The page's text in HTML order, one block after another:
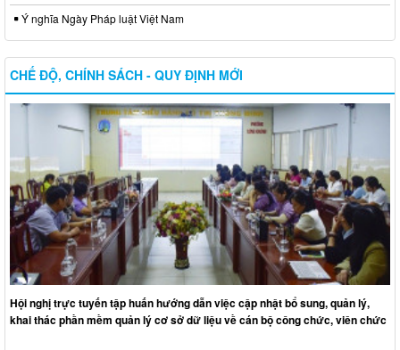
Ý nghĩa Ngày Pháp luật Việt Nam
CHẾ ĐỘ, CHÍNH SÁCH - QUY ĐỊNH MỚI
Hội nghị trực tuyến tập huấn hướng dẫn việc cập nhật bổ sung, quản lý,
khai thác phần mềm quản lý cơ sở dữ liệu về cán bộ công chức, viên chức